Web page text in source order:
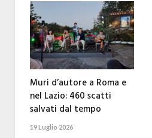
Muri d’autore a Roma e
nel Lazio: 460 scatti
salvati dal tempo
19 Luglio 2026